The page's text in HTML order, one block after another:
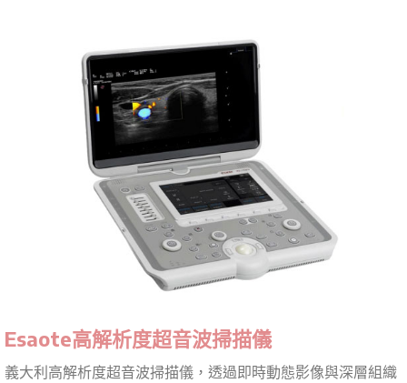
Esaote高解析度超音波掃描儀
義大利高解析度超音波掃描儀，透過即時動態影像與深層組織